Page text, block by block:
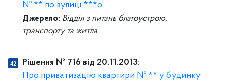
№ ** по вулиці ***о.
Джерело: Відділ з питань благоустрою,
транспорту та житла
Рішення № 716 від 20.11.2013:
Про приватизацію квартири № ** у будинку